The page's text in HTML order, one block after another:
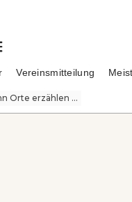
Vereinsmitteilung
Orte erzählen ...